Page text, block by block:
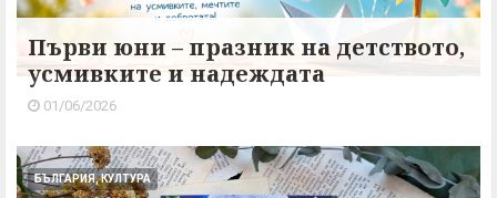
Първи юни – празник на детството,
усмивките и надеждата
01/06/2026
БЪЛГАРИЯ, КУЛТУРА